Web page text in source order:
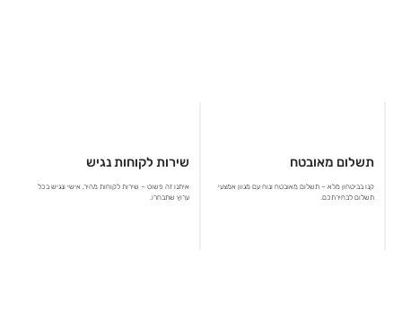
שירות לקוחות נגיש
איתנו זה פשוט – שירות לקוחות מהיר, אישי ונגיש בכל
ערוץ שתבחרו.
תשלום מאובטח
קנו בביטחון מלא – תשלום מאובטח ונוח עם מגוון אמצעי
תשלום לבחירתכם.